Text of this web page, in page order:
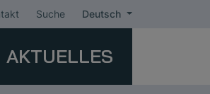
Suche Deutsch
AKTUELLES